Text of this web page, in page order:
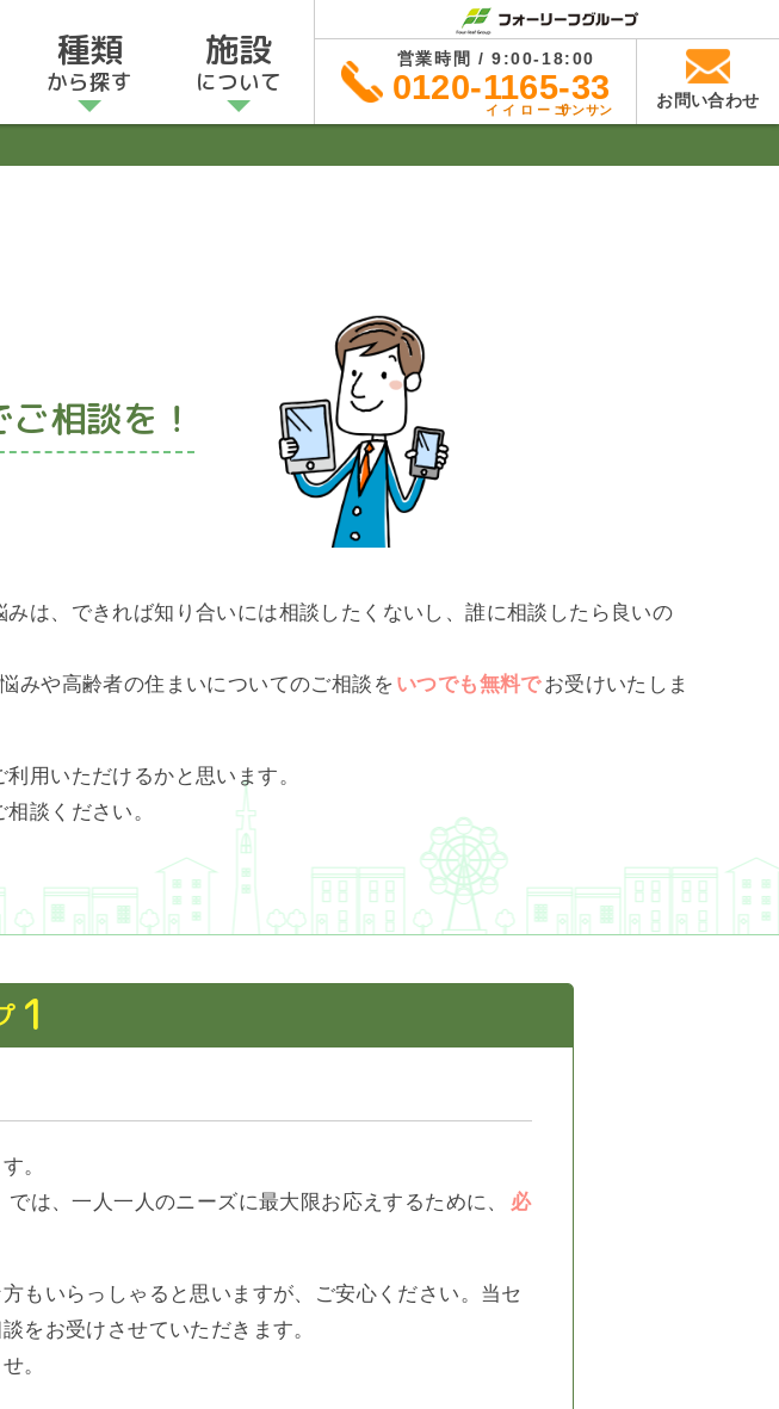
営業時間 / 9:00-18:00
0120-1165-33
イイローゴサンサン お問い合わせ
種類
から探す
施設
について
相談を！
は、できれば知り合いには相談したくないし、誰に相談したら良いの
みや高齢者の住まいについてのご相談を いつでも無料でお受けいたしま
用いただけるかと思います。
談ください。
1
。
は、一人一人のニーズに最大限お応えするために、
必
もいらっしゃると思いますが、ご安心ください。当セ
をお受けさせていただきます。
。